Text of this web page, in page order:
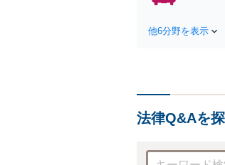
他6分野を表示
法律Q&Aを